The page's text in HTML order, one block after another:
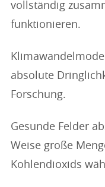
vollständig
funktionieren.
absolute
Forschung.
Gesunde Felder
Weise große
Kohlendioxids